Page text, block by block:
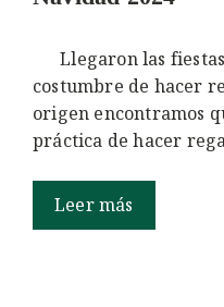
Llegaron las fiestas
costumbre de hacer
origen encontramos
práctica de hacer
Leer más